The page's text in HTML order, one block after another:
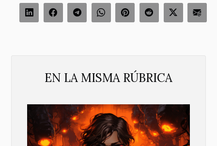
EN LA MISMA RÚBRICA